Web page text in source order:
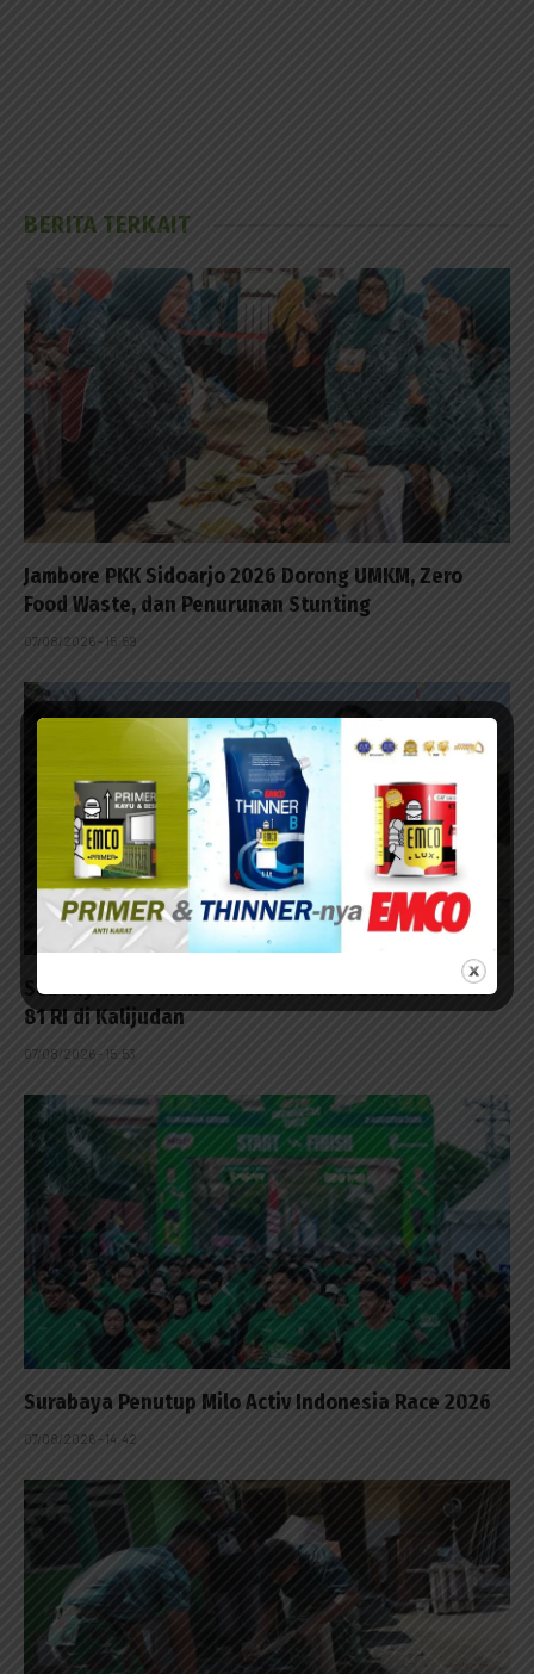
BERITA TERKAIT
Jambore PKK Sidoarjo 2026 Dorong UMKM, Zero
Food Waste, dan Penurunan Stunting
07/08/2026 - 15:59
Sebanyak 60 Anak Disabilitas Ikuti Lomba HUT ke-
81 RI di Kalijudan
07/08/2026 - 15:53
Surabaya Penutup Milo Activ Indonesia Race 2026
07/08/2026 - 14:42